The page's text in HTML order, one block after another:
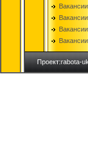
Проект:rabota-